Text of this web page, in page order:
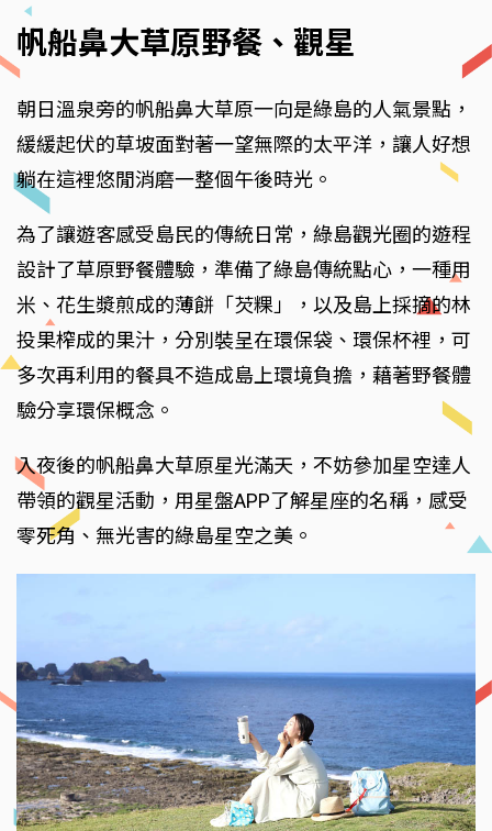
帆船鼻大草原野餐、觀星
朝日溫泉旁的帆船鼻大草原一向是綠島的人氣景點，
緩緩起伏的草坡面對著一望無際的太平洋，讓人好想
躺在這裡悠閒消磨一整個午後時光。
為了讓遊客感受島民的傳統日常，綠島觀光圈的遊程
設計了草原野餐體驗，準備了綠島傳統點心，一種用
米、花生漿煎成的薄餅「芡粿」，以及島上採摘的林
投果榨成的果汁，分別裝呈在環保袋、環保杯裡，可
多次再利用的餐具不造成島上環境負擔，藉著野餐體
驗分享環保概念。
入夜後的帆船鼻大草原星光滿天，不妨參加星空達人
帶領的觀星活動，用星盤APP了解星座的名稱，感受
零死角、無光害的綠島星空之美。